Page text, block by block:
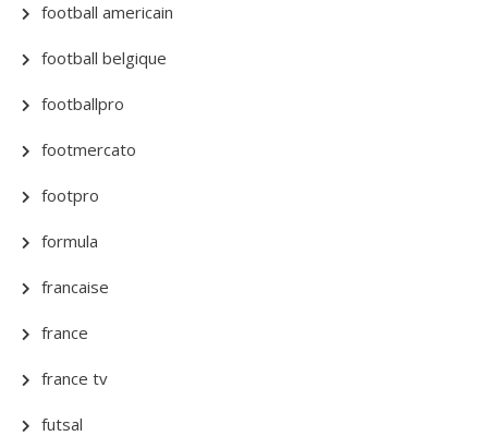
football americain
football belgique
footballpro
footmercato
footpro
formula
francaise
france
france tv
futsal